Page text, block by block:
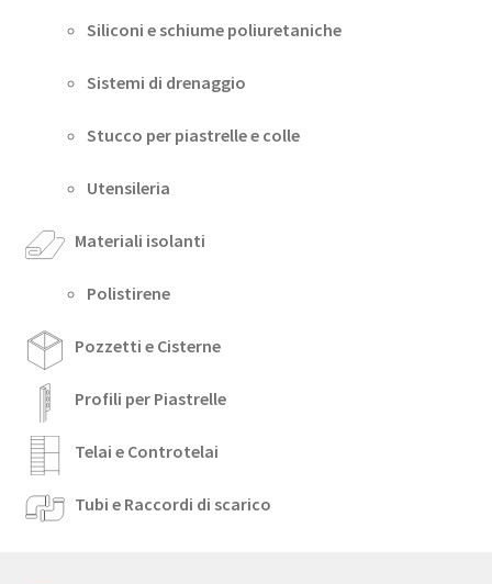
Siliconi e schiume poliuretaniche
Sistemi di drenaggio
Stucco per piastrelle e colle
Utensileria
Materiali isolanti
Polistirene
Pozzetti e Cisterne
Profili per Piastrelle
Telai e Controtelai
Tubi e Raccordi di scarico